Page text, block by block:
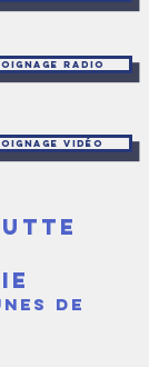
radio
vidéo
de